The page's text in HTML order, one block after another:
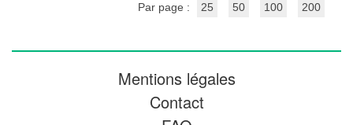
Par page :
25 50 100 200
Mentions légales
Contact